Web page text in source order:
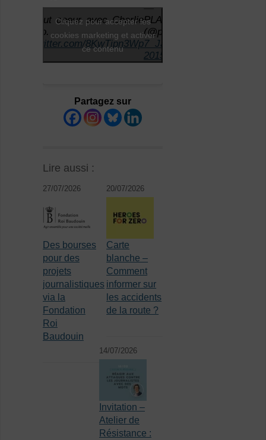
De tout coeur avec Charlie
Hebdo.
pic.twitter.com/8KwTipn3Wp
—
PLANTU
(@plantu)
7 Janvier
2015
Cliquez pour accepter les
cookies marketing et activer
ce contenu
Partagez sur
Lire aussi :
27/07/2026
Des bourses
pour des
projets
journalistiques
via la
Fondation
Roi
Baudouin
20/07/2026
Carte
blanche –
Comment
informer sur
les accidents
de la route ?
14/07/2026
Invitation –
Atelier de
Résistance :